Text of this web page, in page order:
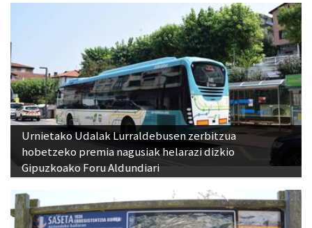
Urnietako Udalak Lurraldebusen zerbitzua
hobetzeko premia nagusiak helarazi dizkio
Gipuzkoako Foru Aldundiari